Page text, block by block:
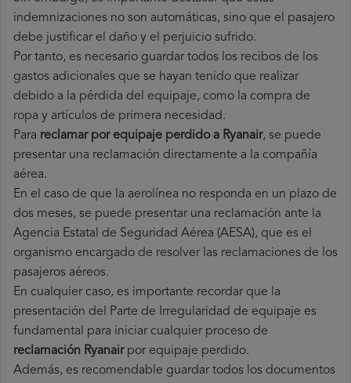
indemnizaciones no son automáticas, sino que el pasajero
debe justificar el daño y el perjuicio sufrido.
Por tanto, es necesario guardar todos los recibos de los
gastos adicionales que se hayan tenido que realizar
debido a la pérdida del equipaje, como la compra de
ropa y artículos de primera necesidad.
Para reclamar por equipaje perdido a Ryanair, se puede
presentar una reclamación directamente a la compañía
aérea.
En el caso de que la aerolínea no responda en un plazo de
dos meses, se puede presentar una reclamación ante la
Agencia Estatal de Seguridad Aérea (AESA), que es el
organismo encargado de resolver las reclamaciones de los
pasajeros aéreos.
En cualquier caso, es importante recordar que la
presentación del Parte de Irregularidad de equipaje es
fundamental para iniciar cualquier proceso de
reclamación Ryanairpor equipaje perdido.
Además, es recomendable guardar todos los documentos